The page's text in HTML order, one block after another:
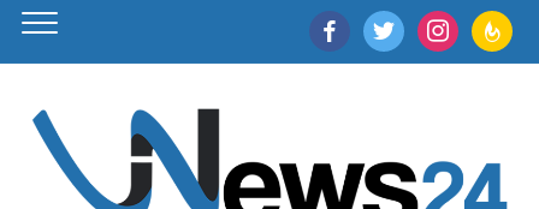
facebooktwitter instagram